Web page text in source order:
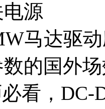
源
马达驱
数的国外
看，DC-